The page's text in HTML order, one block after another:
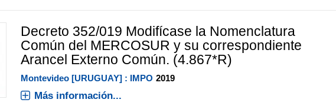
Decreto 352/019 Modifícase la Nomenclatura
Común del MERCOSUR y su correspondiente
Arancel Externo Común. (4.867*R)
Montevideo [URUGUAY] : IMPO 2019
Más información...